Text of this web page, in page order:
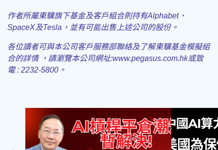
作者所屬東驥旗下基金及客戶組合則持有Alphabet、
SpaceX及Tesla ，並有可能出售上述公司的股份。
各位讀者可與本公司客戶服務部聯絡及了解東驥基金模擬組
合的詳情 ，請瀏覽本公司網址:www.pegasus.com.hk或致
電 : 2232-5800。